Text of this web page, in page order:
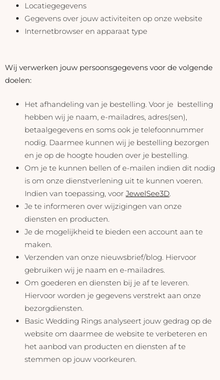
Locatiegegevens
Gegevens over jouw activiteiten op onze website
Internetbrowser en apparaat type
Wij verwerken jouw persoonsgegevens voor de volgende
doelen:
Het afhandeling van je bestelling. Voor je bestelling
hebben wij je naam, e-mailadres, adres(sen),
betaalgegevens en soms ook je telefoonnummer
nodig. Daarmee kunnen wij je bestelling bezorgen
en je op de hoogte houden over je bestelling.
Om je te kunnen bellen of e-mailen indien dit nodig
is om onze dienstverlening uit te kunnen voeren.
Indien van toepassing, voor JewelSee3D.
Je te informeren over wijzigingen van onze
diensten en producten.
Je de mogelijkheid te bieden een account aan te
maken.
Verzenden van onze nieuwsbrief/blog. Hiervoor
gebruiken wij je naam en e-mailadres.
Om goederen en diensten bij je af te leveren.
Hiervoor worden je gegevens verstrekt aan onze
bezorgdiensten.
Basic Wedding Rings analyseert jouw gedrag op de
website om daarmee de website te verbeteren en
het aanbod van producten en diensten af te
stemmen op jouw voorkeuren.